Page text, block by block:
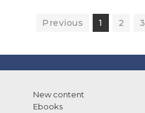
Previous 1 2 3
New content
Ebooks